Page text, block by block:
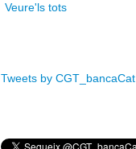
Veure'ls tots
Tweets by CGT_bancaCat